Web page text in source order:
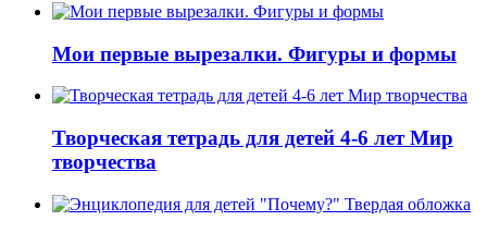
Мои первые вырезалки. Фигуры и формы
Творческая тетрадь для детей 4-6 лет Мир
творчества